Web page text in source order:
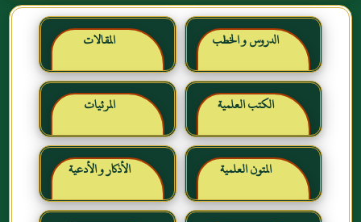
الدروس و الخطب المقالات
الكتب العلمية المرئيات
المتون العلمية الأذكار و الأدعية